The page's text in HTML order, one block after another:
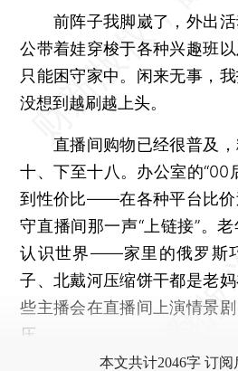
前阵子我脚崴了，外出活
公带着娃穿梭于各种兴趣班
只能困守家中。闲来无事，
没想到越刷越上头。
直播间购物已经很普及，
十、下至十八。办公室的“00
到性价比——在各种平台比价
守直播间那一声“上链接”。
认识世界——家里的俄罗斯
子、北戴河压缩饼干都是老
些主播会在直播间上演情景
压。
本文共计2046字 订